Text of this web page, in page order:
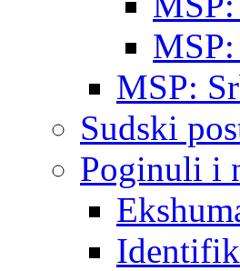
MSP:
Sudski
Poginuli i